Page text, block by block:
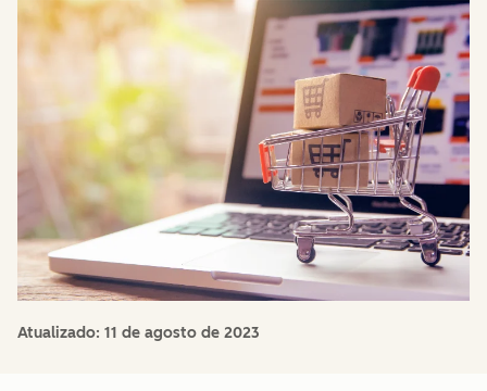
Atualizado: 11 de agosto de 2023